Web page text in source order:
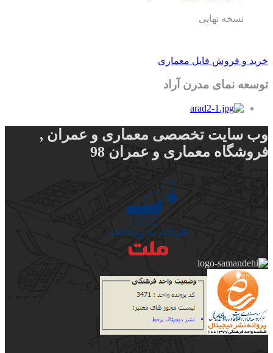
نسخه نهایی
خرید و فروش فایل معماری
توسعه نمای مدرن آراد
وب سایت تخصصی معماری و عمران ,
فروشگاه معماری و عمران 98